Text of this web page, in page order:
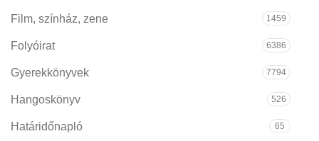
Film, színház, zene 1459
Folyóirat 6386
Gyerekkönyvek 7794
Hangoskönyv 526
Határidőnapló 65